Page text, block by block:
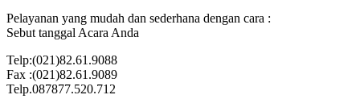
Pelayanan yang mudah dan sederhana dengan cara :
Sebut tanggal Acara Anda
Telp:(021)82.61.9088
Fax :(021)82.61.9089
Telp.087877.520.712